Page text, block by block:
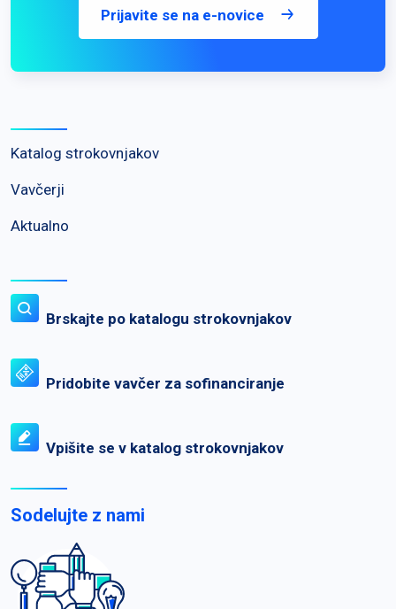
Prijavite se na e-novice
Katalog strokovnjakov
Vavčerji
Aktualno
Brskajte po katalogu strokovnjakov
Pridobite vavčer za sofinanciranje
Vpišite se v katalog strokovnjakov
Sodelujte z nami